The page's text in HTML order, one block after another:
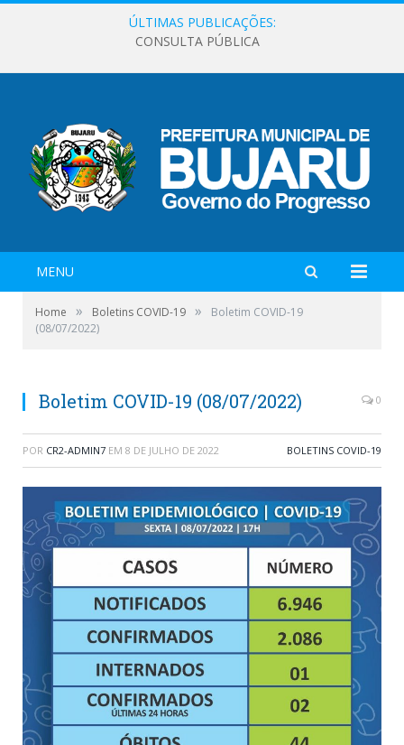
ÚLTIMAS PUBLICAÇÕES:
CONSULTA PÚBLICA
MENU
Home » Boletins COVID-19 »
Boletim COVID-19
(08/07/2022)
Boletim COVID-19 (08/07/2022) 0
POR CR2-ADMIN7 EM 8 DE JULHO DE 2022 BOLETINS COVID-19